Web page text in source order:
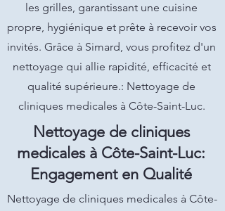
les grilles, garantissant une cuisine
propre, hygiénique et prête à recevoir vos
invités. Grâce à Simard, vous profitez d'un
nettoyage qui allie rapidité, efficacité et
qualité supérieure.: Nettoyage de
cliniques medicales à Côte-Saint-Luc.
Nettoyage de cliniques
medicales à Côte-Saint-Luc:
Engagement en Qualité
Nettoyage de cliniques medicales à Côte-